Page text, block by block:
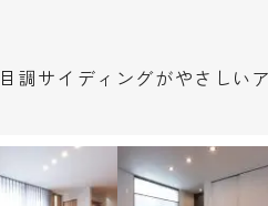
調サイディングがやさしい